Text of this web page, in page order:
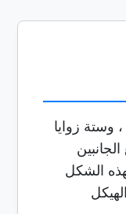
وستة زوايا
720 درجة. إن القدرة الفريدة لهذه الشكل